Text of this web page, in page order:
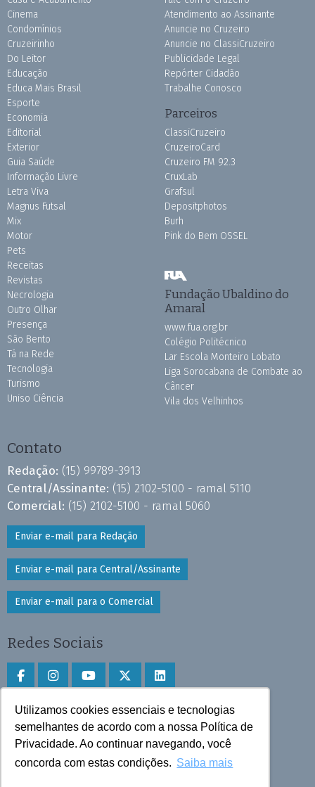
Utilizamos cookies essenciais e tecnologias
semelhantes de acordo com a nossa Política de
Privacidade. Ao continuar navegando, você
concorda com estas condições. Saiba mais
Cinema
Condomínios
Cruzeirinho
Do Leitor
Educação
Educa Mais Brasil
Esporte
Economia
Editorial
Exterior
Guia Saúde
Informação Livre
Letra Viva
Magnus Futsal
Mix
Motor
Pets
Receitas
Revistas
Necrologia
Outro Olhar
Presença
São Bento
Tá na Rede
Tecnologia
Turismo
Uniso Ciência
Atendimento ao Assinante
Anuncie no Cruzeiro
Anuncie no ClassiCruzeiro
Publicidade Legal
Repórter Cidadão
Trabalhe Conosco
Parceiros
ClassiCruzeiro
CruzeiroCard
Cruzeiro FM 92.3
CruxLab
Grafsul
Depositphotos
Burh
Pink do Bem OSSEL
Fundação Ubaldino do
Amaral
www.fua.org.br
Colégio Politécnico
Lar Escola Monteiro Lobato
Liga Sorocabana de Combate ao
Câncer
Vila dos Velhinhos
Contato
Redação: (15) 99789-3913
Central/Assinante: (15) 2102-5100 - ramal 5110
Comercial: (15) 2102-5100 - ramal 5060
Enviar e-mail para Redação
Enviar e-mail para Central/Assinante
Enviar e-mail para o Comercial
Redes Sociais
Faça download do aplicativo
Play Store e App Store